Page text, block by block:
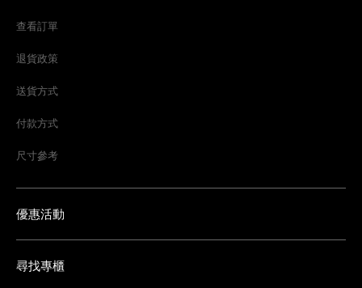
查看訂單
退貨政策
送貨方式
付款方式
尺寸參考
優惠活動
尋找專櫃